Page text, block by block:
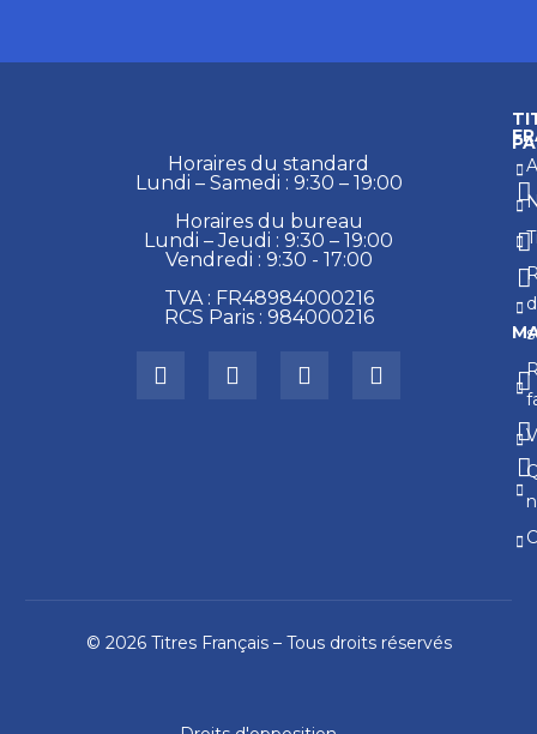
Horaires du standard
Lundi – Samedi : 9:30 – 19:00
Horaires du bureau
Lundi – Jeudi : 9:30 – 19:00
Vendredi : 9:30 - 17:00
TVA : FR48984000216
RCS Paris : 984000216
© 2026 Titres Français – Tous droits réservés